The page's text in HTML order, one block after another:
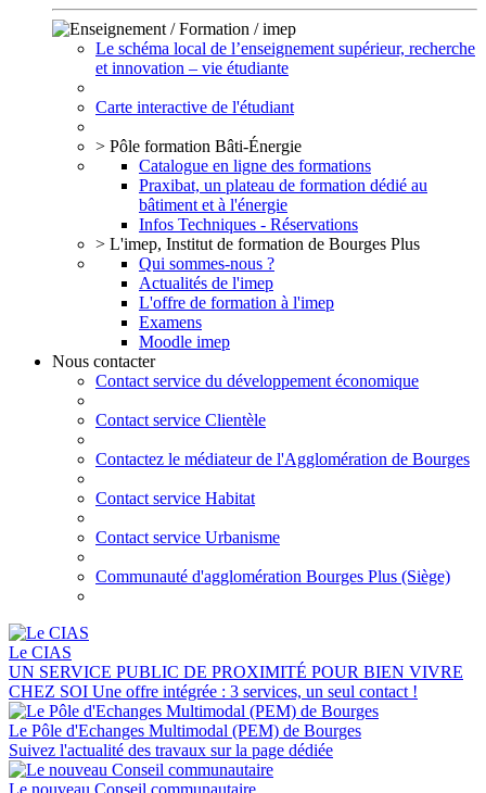
Le schéma local de l’enseignement supérieur, recherche
et innovation – vie étudiante
Carte interactive de l'étudiant
> Pôle formation Bâti-Énergie
Catalogue en ligne des formations
Praxibat, un plateau de formation dédié au
bâtiment et à l'énergie
Infos Techniques - Réservations
> L'imep, Institut de formation de Bourges Plus
Qui sommes-nous ?
Actualités de l'imep
L'offre de formation à l'imep
Examens
Moodle imep
Nous contacter
Contact service du développement économique
Contact service Clientèle
Contactez le médiateur de l'Agglomération de Bourges
Contact service Habitat
Contact service Urbanisme
Communauté d'agglomération Bourges Plus (Siège)
Le CIAS
UN SERVICE PUBLIC DE PROXIMITÉ POUR BIEN VIVRE
CHEZ SOI Une offre intégrée : 3 services, un seul contact !
Le Pôle d'Echanges Multimodal (PEM) de Bourges
Suivez l'actualité des travaux sur la page dédiée
Le nouveau Conseil communautaire